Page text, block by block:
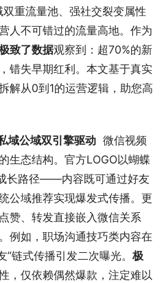
重流量池、强社交裂变属性
人不可错过的流量高地。作为
致了数据观察到：超70%的新
错失早期红利。本文基于真实
解从0到1的运营逻辑，助您高
域公域双引擎驱动
  微信视频
生态结构。官方LOGO以蝴蝶
长路径——内容既可通过好友
公域推荐实现爆发式传播。更
赞、转发直接嵌入微信关系
例如，职场沟通技巧类内容在
链式传播引发二次曝光。 极
，仅依赖偶然爆款，注定难以